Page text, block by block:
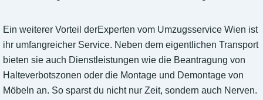
Ein weiterer Vorteil derExperten vom Umzugsservice Wien ist
ihr umfangreicher Service. Neben dem eigentlichen Transport
bieten sie auch Dienstleistungen wie die Beantragung von
Halteverbotszonen oder die Montage und Demontage von
Möbeln an. So sparst du nicht nur Zeit, sondern auch Nerven.